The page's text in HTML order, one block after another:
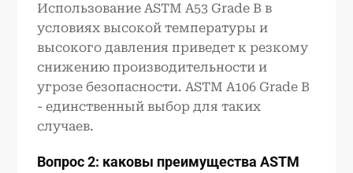
Использование ASTM A53 Grade B в
условиях высокой температуры и
высокого давления приведет к резкому
снижению производительности и
угрозе безопасности. ASTM A106 Grade B
- единственный выбор для таких
случаев.
Вопрос 2: каковы преимущества ASTM